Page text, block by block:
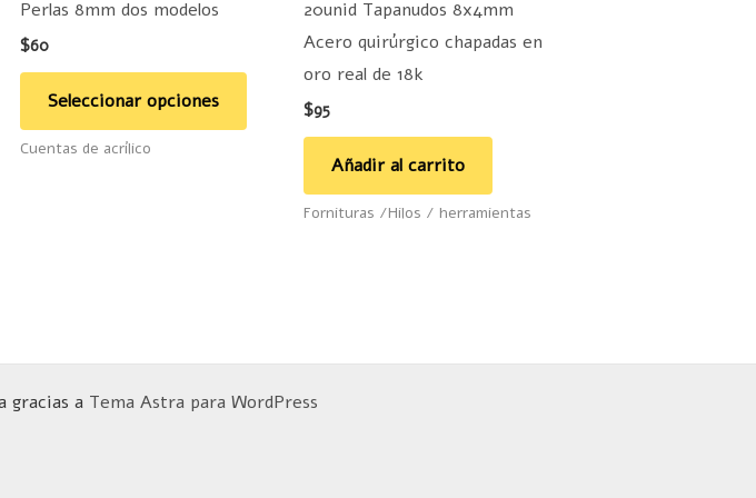
Perlas 8mm dos modelos
$60
Seleccionar opciones
Cuentas de acrílico
20unid Tapanudos 8x4mm
Acero quirúrgico chapadas en
oro real de 18k
$95
Añadir al carrito
Fornituras /Hilos / herramientas
gracias a Tema Astra para WordPress